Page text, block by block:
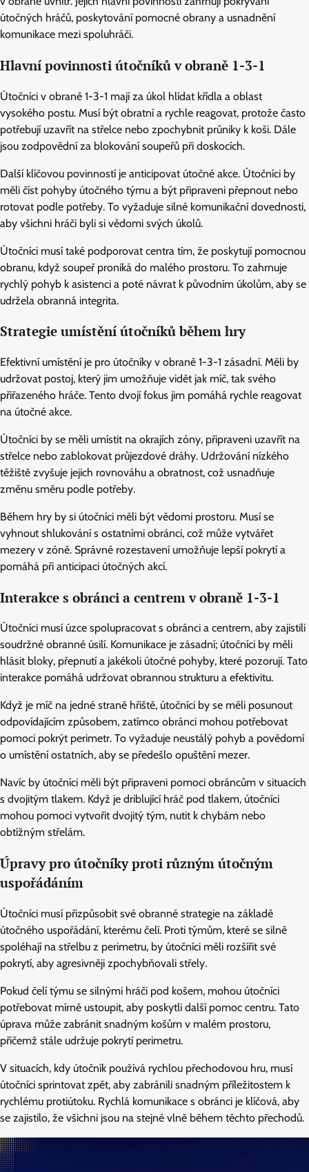
útočných hráčů, poskytování pomocné obrany a usnadnění
komunikace mezi spoluhráči.
Hlavní povinnosti útočníků v obraně 1-3-1
Útočníci v obraně 1-3-1 mají za úkol hlídat křídla a oblast
vysokého postu. Musí být obratní a rychle reagovat, protože často
potřebují uzavřít na střelce nebo zpochybnit průniky k koši. Dále
jsou zodpovědní za blokování soupeřů při doskocích.
Další klíčovou povinností je anticipovat útočné akce. Útočníci by
měli číst pohyby útočného týmu a být připraveni přepnout nebo
rotovat podle potřeby. To vyžaduje silné komunikační dovednosti,
aby všichni hráči byli si vědomi svých úkolů.
Útočníci musí také podporovat centra tím, že poskytují pomocnou
obranu, když soupeř proniká do malého prostoru. To zahrnuje
rychlý pohyb k asistenci a poté návrat k původním úkolům, aby se
udržela obranná integrita.
Strategie umístění útočníků během hry
Efektivní umístění je pro útočníky v obraně 1-3-1 zásadní. Měli by
udržovat postoj, který jim umožňuje vidět jak míč, tak svého
přiřazeného hráče. Tento dvojí fokus jim pomáhá rychle reagovat
na útočné akce.
Útočníci by se měli umístit na okrajích zóny, připraveni uzavřít na
střelce nebo zablokovat průjezdové dráhy. Udržování nízkého
těžiště zvyšuje jejich rovnováhu a obratnost, což usnadňuje
změnu směru podle potřeby.
Během hry by si útočníci měli být vědomi prostoru. Musí se
vyhnout shlukování s ostatními obránci, což může vytvářet
mezery v zóně. Správné rozestavení umožňuje lepší pokrytí a
pomáhá při anticipaci útočných akcí.
Interakce s obránci a centrem v obraně 1-3-1
Útočníci musí úzce spolupracovat s obránci a centrem, aby zajistili
soudržné obranné úsilí. Komunikace je zásadní; útočníci by měli
hlásit bloky, přepnutí a jakékoli útočné pohyby, které pozorují. Tato
interakce pomáhá udržovat obrannou strukturu a efektivitu.
Když je míč na jedné straně hřiště, útočníci by se měli posunout
odpovídajícím způsobem, zatímco obránci mohou potřebovat
pomoci pokrýt perimetr. To vyžaduje neustálý pohyb a povědomí
o umístění ostatních, aby se předešlo opuštění mezer.
Navíc by útočníci měli být připraveni pomoci obráncům v situacích
s dvojitým tlakem. Když je driblující hráč pod tlakem, útočníci
mohou pomoci vytvořit dvojitý tým, nutit k chybám nebo
obtížným střelám.
Úpravy pro útočníky proti různým útočným
uspořádáním
Útočníci musí přizpůsobit své obranné strategie na základě
útočného uspořádání, kterému čelí. Proti týmům, které se silně
spoléhají na střelbu z perimetru, by útočníci měli rozšířit své
pokrytí, aby agresivněji zpochybňovali střely.
Pokud čelí týmu se silnými hráči pod košem, mohou útočníci
potřebovat mírně ustoupit, aby poskytli další pomoc centru. Tato
úprava může zabránit snadným košům v malém prostoru,
přičemž stále udržuje pokrytí perimetru.
V situacích, kdy útočník používá rychlou přechodovou hru, musí
útočníci sprintovat zpět, aby zabránili snadným příležitostem k
rychlému protiútoku. Rychlá komunikace s obránci je klíčová, aby
se zajistilo, že všichni jsou na stejné vlně během těchto přechodů.